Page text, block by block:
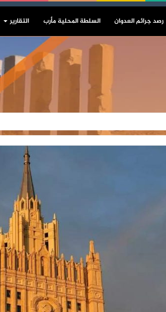
رصد جرائم العدوان السلطة المحلية مأرب التقارير